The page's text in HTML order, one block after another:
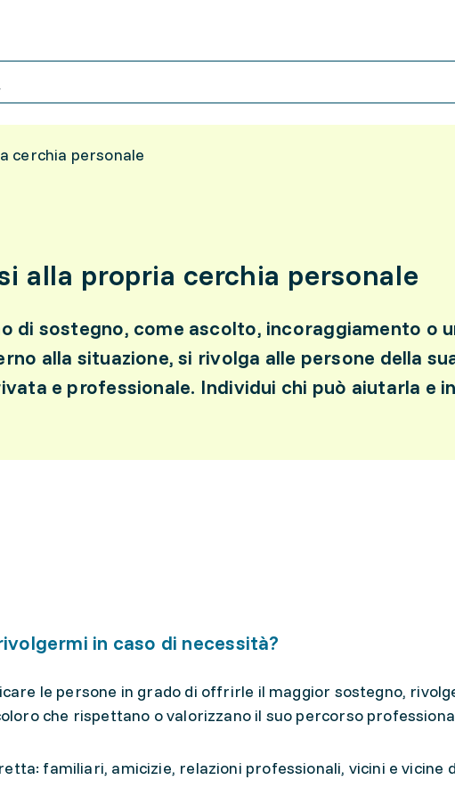
cerchia personale
alla propria cerchia personale
di sostegno, come ascolto, incoraggiamento o
alla situazione, si rivolga alle persone della
e professionale. Individui chi può aiutarla e
in caso di necessità?
le persone in grado di offrirle il maggior sostegno,
che rispettano o valorizzano il suo percorso
familiari, amicizie, relazioni professionali, vicini e vicine